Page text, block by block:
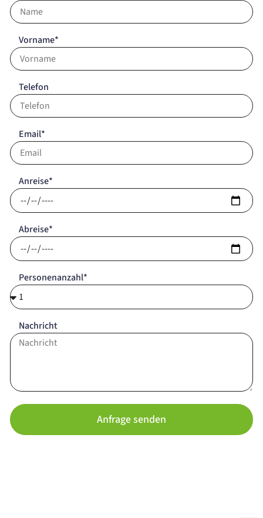
Vorname*
Telefon
Email*
Anreise*
Abreise*
Personenanzahl*
Nachricht
Anfrage senden